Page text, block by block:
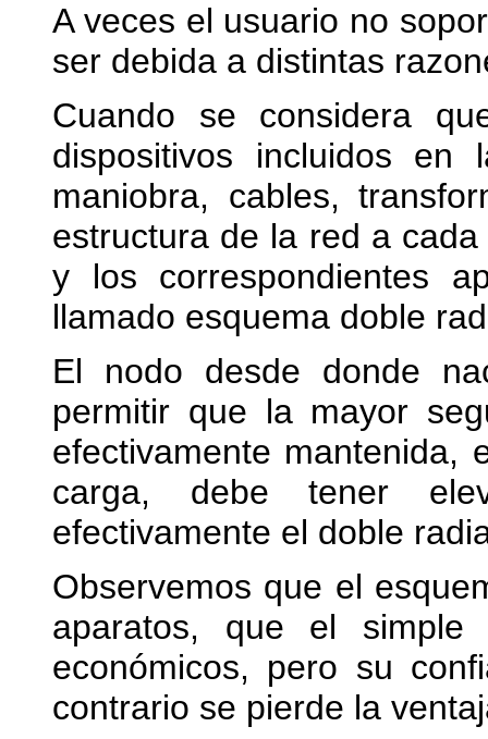
A veces el usuario no
ser debida a distintas
Cuando se considera
dispositivos incluidos
maniobra, cables,
estructura de la red a
y los correspondientes
llamado esquema doble
El nodo desde donde
permitir que la mayor
efectivamente mantenida,
carga, debe tener
efectivamente el doble
Observemos que el
aparatos, que el simple
económicos, pero su
contrario se pierde la